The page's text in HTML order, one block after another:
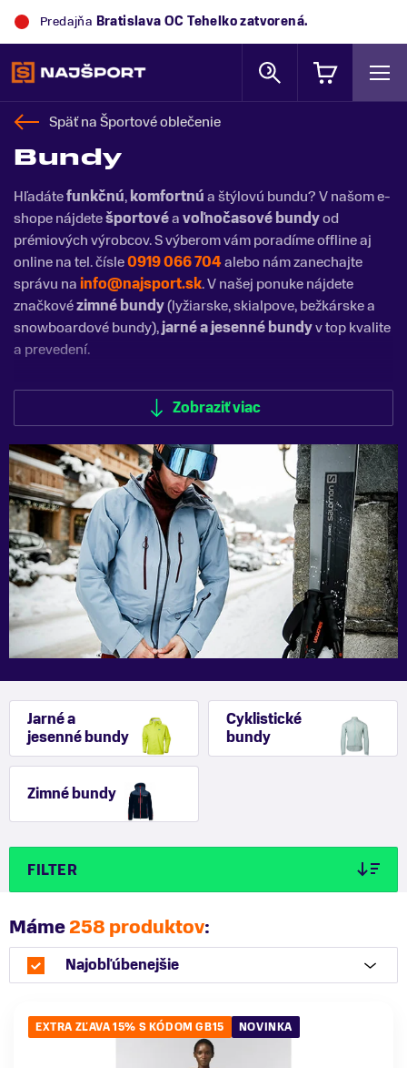
Predajňa Trek Flagship Store Bratislavazatvorená.
Späť naŠportové oblečenie
Bundy
Hľadátefunkčnú,komfortnúa štýlovú bundu? V našom e-
shope nájdetešportovéavoľnočasové bundyod
prémiových výrobcov. S výberom vám poradíme offline aj
online na tel. čísle0919 066 704alebo nám zanechajte
správu nainfo@najsport.sk. V našej ponuke nájdete
značkovézimné bundy(lyžiarske, skialpove, bežkárske a
snowboardové bundy),jarné a jesenné bundyv top kvalite
a prevedení.
Zobraziť viac
Zobraziť menej
Jarné a
jesenné bundy
Cyklistické
bundy
Zimné bundy
FILTER
Máme258 produktov:
Najobľúbenejšie
EXTRA ZĽAVA 15% S KÓDOM GB15 NOVINKA